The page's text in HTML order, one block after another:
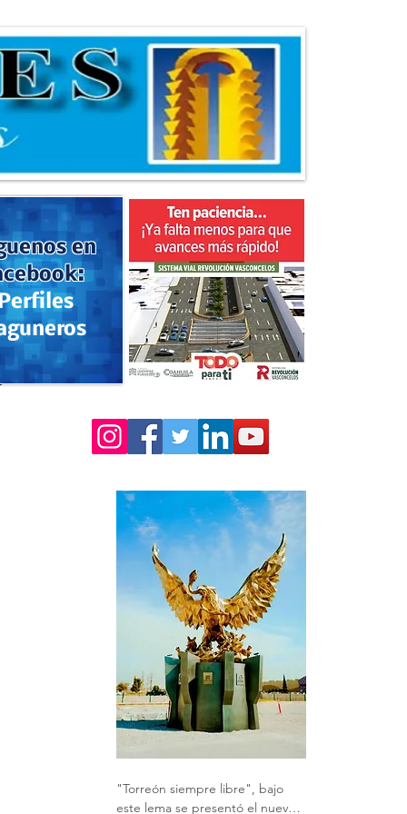
en
"Torreón siempre libre", bajo
este lema se presentó el nuevo